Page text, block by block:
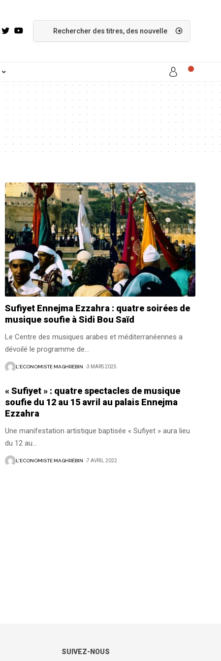
Sufiyet Ennejma Ezzahra : quatre soirées de
musique soufie à Sidi Bou Saïd
Le Centre des musiques arabes et méditerranéennes a
dévoilé le programme de…
L'ECONOMISTE MAGHRÉBIN 3 MARS 2025
« Sufiyet » : quatre spectacles de musique
soufie du 12 au 15 avril au palais Ennejma
Ezzahra
Une manifestation artistique baptisée « Sufiyet » aura lieu
du 12 au…
L'ECONOMISTE MAGHRÉBIN 7 AVRIL 2022
SUIVEZ-NOUS